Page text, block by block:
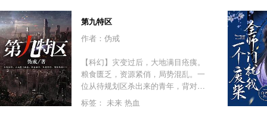
晓兰，还长了一张祸国殃民的脸。同
名同姓的“夏晓兰”拿了一副好牌，却迫
于流言。手腕强，性格辣的夏晓兰接
那对她一见钟情的痞子男，在80年代
混的风生水起！PS：新书《科举逆
袭：最强女首辅》已发布！
第九特区
作者：伪戒
【科幻】灾变过后，大地满目疮痍。
粮食匮乏，资源紧俏，局势混乱。一
位从待规划区杀出来的青年，背对着
漫天黄沙，孤身来到九区谋生，却不
曾想偶然结识三五好友，一念之差崛
标签： 未来 热血